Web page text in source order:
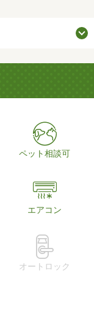
ペット相談可
エアコン
オートロック